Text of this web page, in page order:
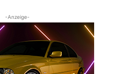
-Anzeige-